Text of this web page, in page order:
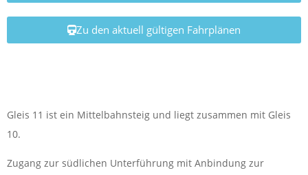
Zu den aktuell gültigen Fahrplänen
Gleis 11 ist ein Mittelbahnsteig und liegt zusammen mit Gleis
10.
Zugang zur südlichen Unterführung mit Anbindung zur